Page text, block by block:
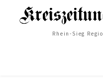
Rhein-Sieg